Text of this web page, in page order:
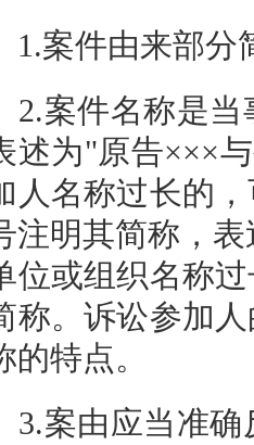
件由来部分
件名称是当
述为"原告×××
人名称过长的
注明其简称，
位或组织名称
称。诉讼参加
的特点。
由应当准确